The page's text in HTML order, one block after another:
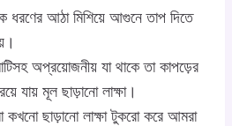
ধরণের আঠা মিশিয়ে আগুনে তাপ দিতে
অপ্রয়োজনীয় যা থাকে তা কাপড়ের
যায় মূল ছাড়ানো লাক্ষা।
কখনো ছাড়ানো লাক্ষা টুকরো করে আমরা